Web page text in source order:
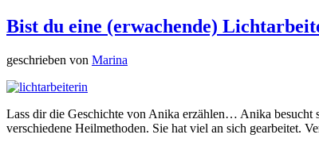
Bist du eine (erwachende)
geschrieben von Marina
Lass dir die Geschichte von Anika erzählen… Anika besucht
verschiedene Heilmethoden. Sie hat viel an sich gearbeitet.